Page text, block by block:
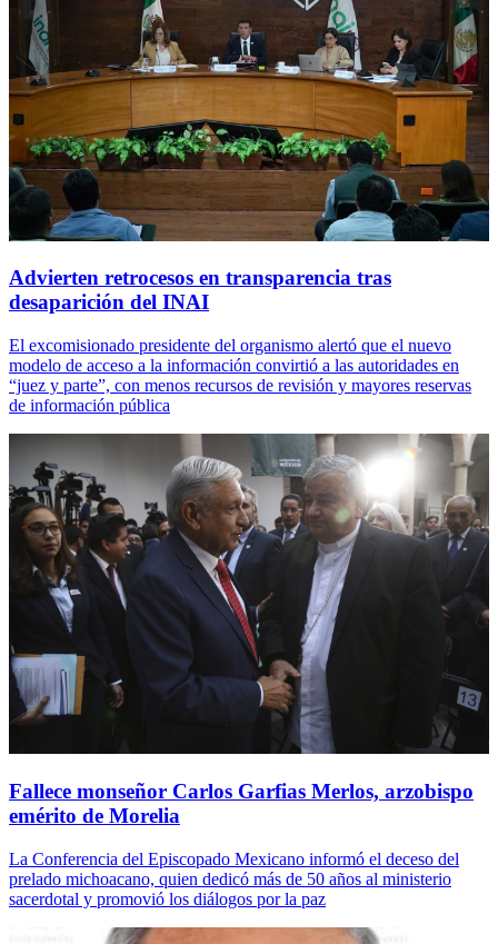
Advierten retrocesos en transparencia tras
desaparición del INAI
El excomisionado presidente del organismo alertó que el nuevo
modelo de acceso a la información convirtió a las autoridades en
“juez y parte”, con menos recursos de revisión y mayores reservas
de información pública
Fallece monseñor Carlos Garfias Merlos, arzobispo
emérito de Morelia
La Conferencia del Episcopado Mexicano informó el deceso del
prelado michoacano, quien dedicó más de 50 años al ministerio
sacerdotal y promovió los diálogos por la paz